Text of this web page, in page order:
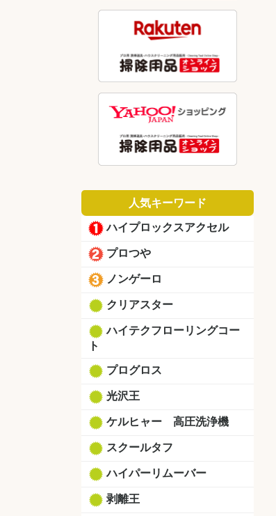
人気キーワード
ハイプロックスアクセル
プロつや
ノンゲーロ
クリアスター
ハイテクフローリングコー
ト
プログロス
光沢王
ケルヒャー 高圧洗浄機
スクールタフ
ハイパーリムーバー
剥離王